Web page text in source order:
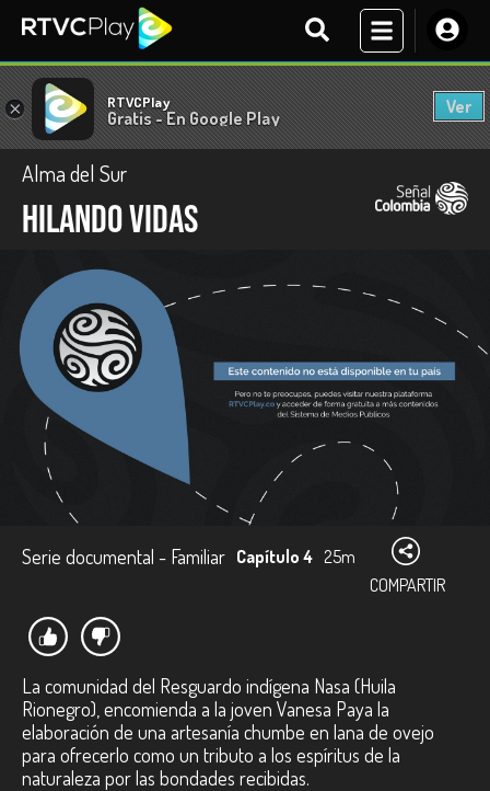
× RTVCPlay
Gratis - En Google Play
Ver
Alma del Sur
Hilando vidas
Serie documental - Familiar Capítulo 4 25m
COMPARTIR
La comunidad del Resguardo indígena Nasa (Huila
Rionegro), encomienda a la joven Vanesa Paya la
elaboración de una artesanía chumbe en lana de ovejo
para ofrecerlo como un tributo a los espíritus de la
naturaleza por las bondades recibidas.